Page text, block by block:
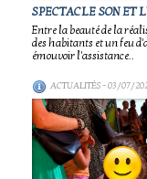
SPECTACLE SON ET
Entre la beauté de la
des habitants et un feu
émouvoir l'assistance..
ACTUALITÉS- 03/07/